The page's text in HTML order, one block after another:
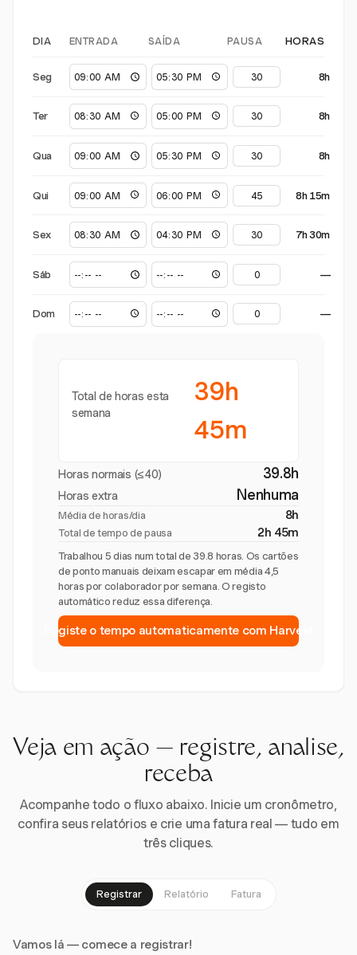
DIA ENTRADA SAÍDA PAUSA HORAS
Seg 8h
Ter 8h
Qua 8h
Qui 8h 15m
Sex 7h 30m
Sáb —
Dom —
Total de horas esta
semana
39h
45m
Horas normais (≤40) 39.8h
Horas extra Nenhuma
Média de horas/dia 8h
Total de tempo de pausa 2h 45m
Trabalhou 5 dias num total de 39.8 horas. Os cartões
de ponto manuais deixam escapar em média 4,5
horas por colaborador por semana. O registo
automático reduz essa diferença.
Registe o tempo automaticamente com Harvest
Veja em ação — registre, analise,
receba
Acompanhe todo o fluxo abaixo. Inicie um cronômetro,
confira seus relatórios e crie uma fatura real — tudo em
três cliques.
Registrar Relatório Fatura
Vamos lá — comece a registrar!